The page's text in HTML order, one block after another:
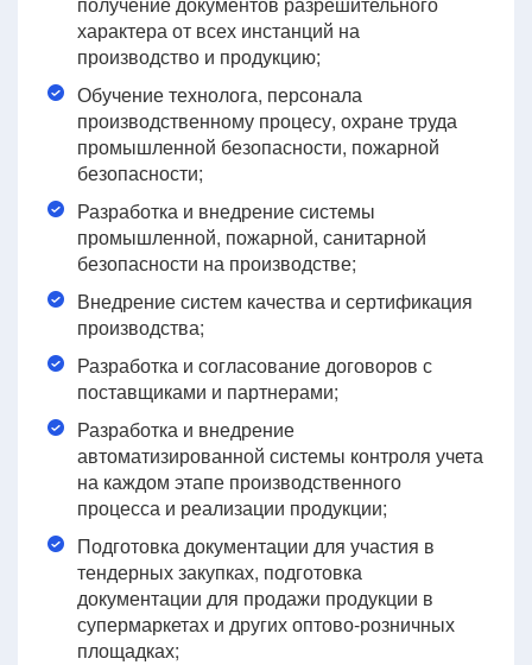
характера от всех инстанций на
производство и продукцию;
Обучение технолога, персонала
производственному процесу, охране труда
промышленной безопасности, пожарной
безопасности;
Разработка и внедрение системы
промышленной, пожарной, санитарной
безопасности на производстве;
Внедрение систем качества и сертификация
производства;
Разработка и согласование договоров с
поставщиками и партнерами;
Разработка и внедрение
автоматизированной системы контроля учета
на каждом этапе производственного
процесса и реализации продукции;
Подготовка документации для участия в
тендерных закупках, подготовка
документации для продажи продукции в
супермаркетах и других оптово-розничных
площадках;